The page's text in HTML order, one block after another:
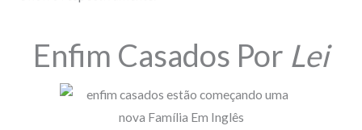
Enfim Casados Por Lei